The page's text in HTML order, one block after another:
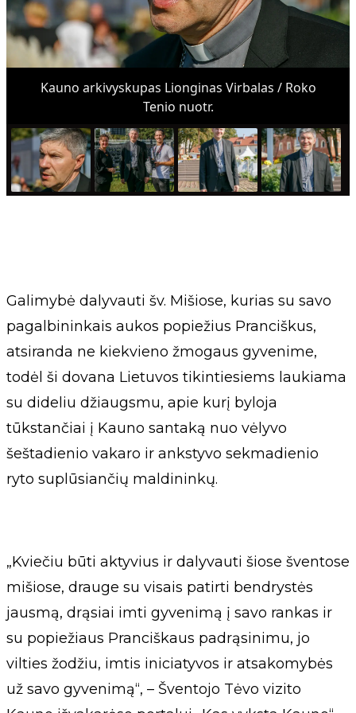
Kauno arkivyskupas Lionginas Virbalas / Roko
Tenio nuotr.
Galimybė dalyvauti šv. Mišiose, kurias su savo
pagalbininkais aukos popiežius Pranciškus,
atsiranda ne kiekvieno žmogaus gyvenime,
todėl ši dovana Lietuvos tikintiesiems laukiama
su dideliu džiaugsmu, apie kurį byloja
tūkstančiai į Kauno santaką nuo vėlyvo
šeštadienio vakaro ir ankstyvo sekmadienio
ryto suplūsiančių maldininkų.
„Kviečiu būti aktyvius ir dalyvauti šiose šventose
mišiose, drauge su visais patirti bendrystės
jausmą, drąsiai imti gyvenimą į savo rankas ir
su popiežiaus Pranciškaus padrąsinimu, jo
vilties žodžiu, imtis iniciatyvos ir atsakomybės
už savo gyvenimą“, – Šventojo Tėvo vizito